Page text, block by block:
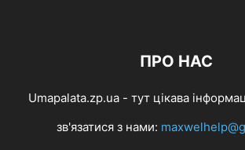
ПРО НАС
Umapalata.zp.ua - тут цікава
зв'язатися з нами: